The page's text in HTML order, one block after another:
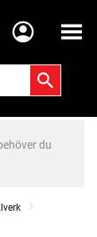
Meny
du